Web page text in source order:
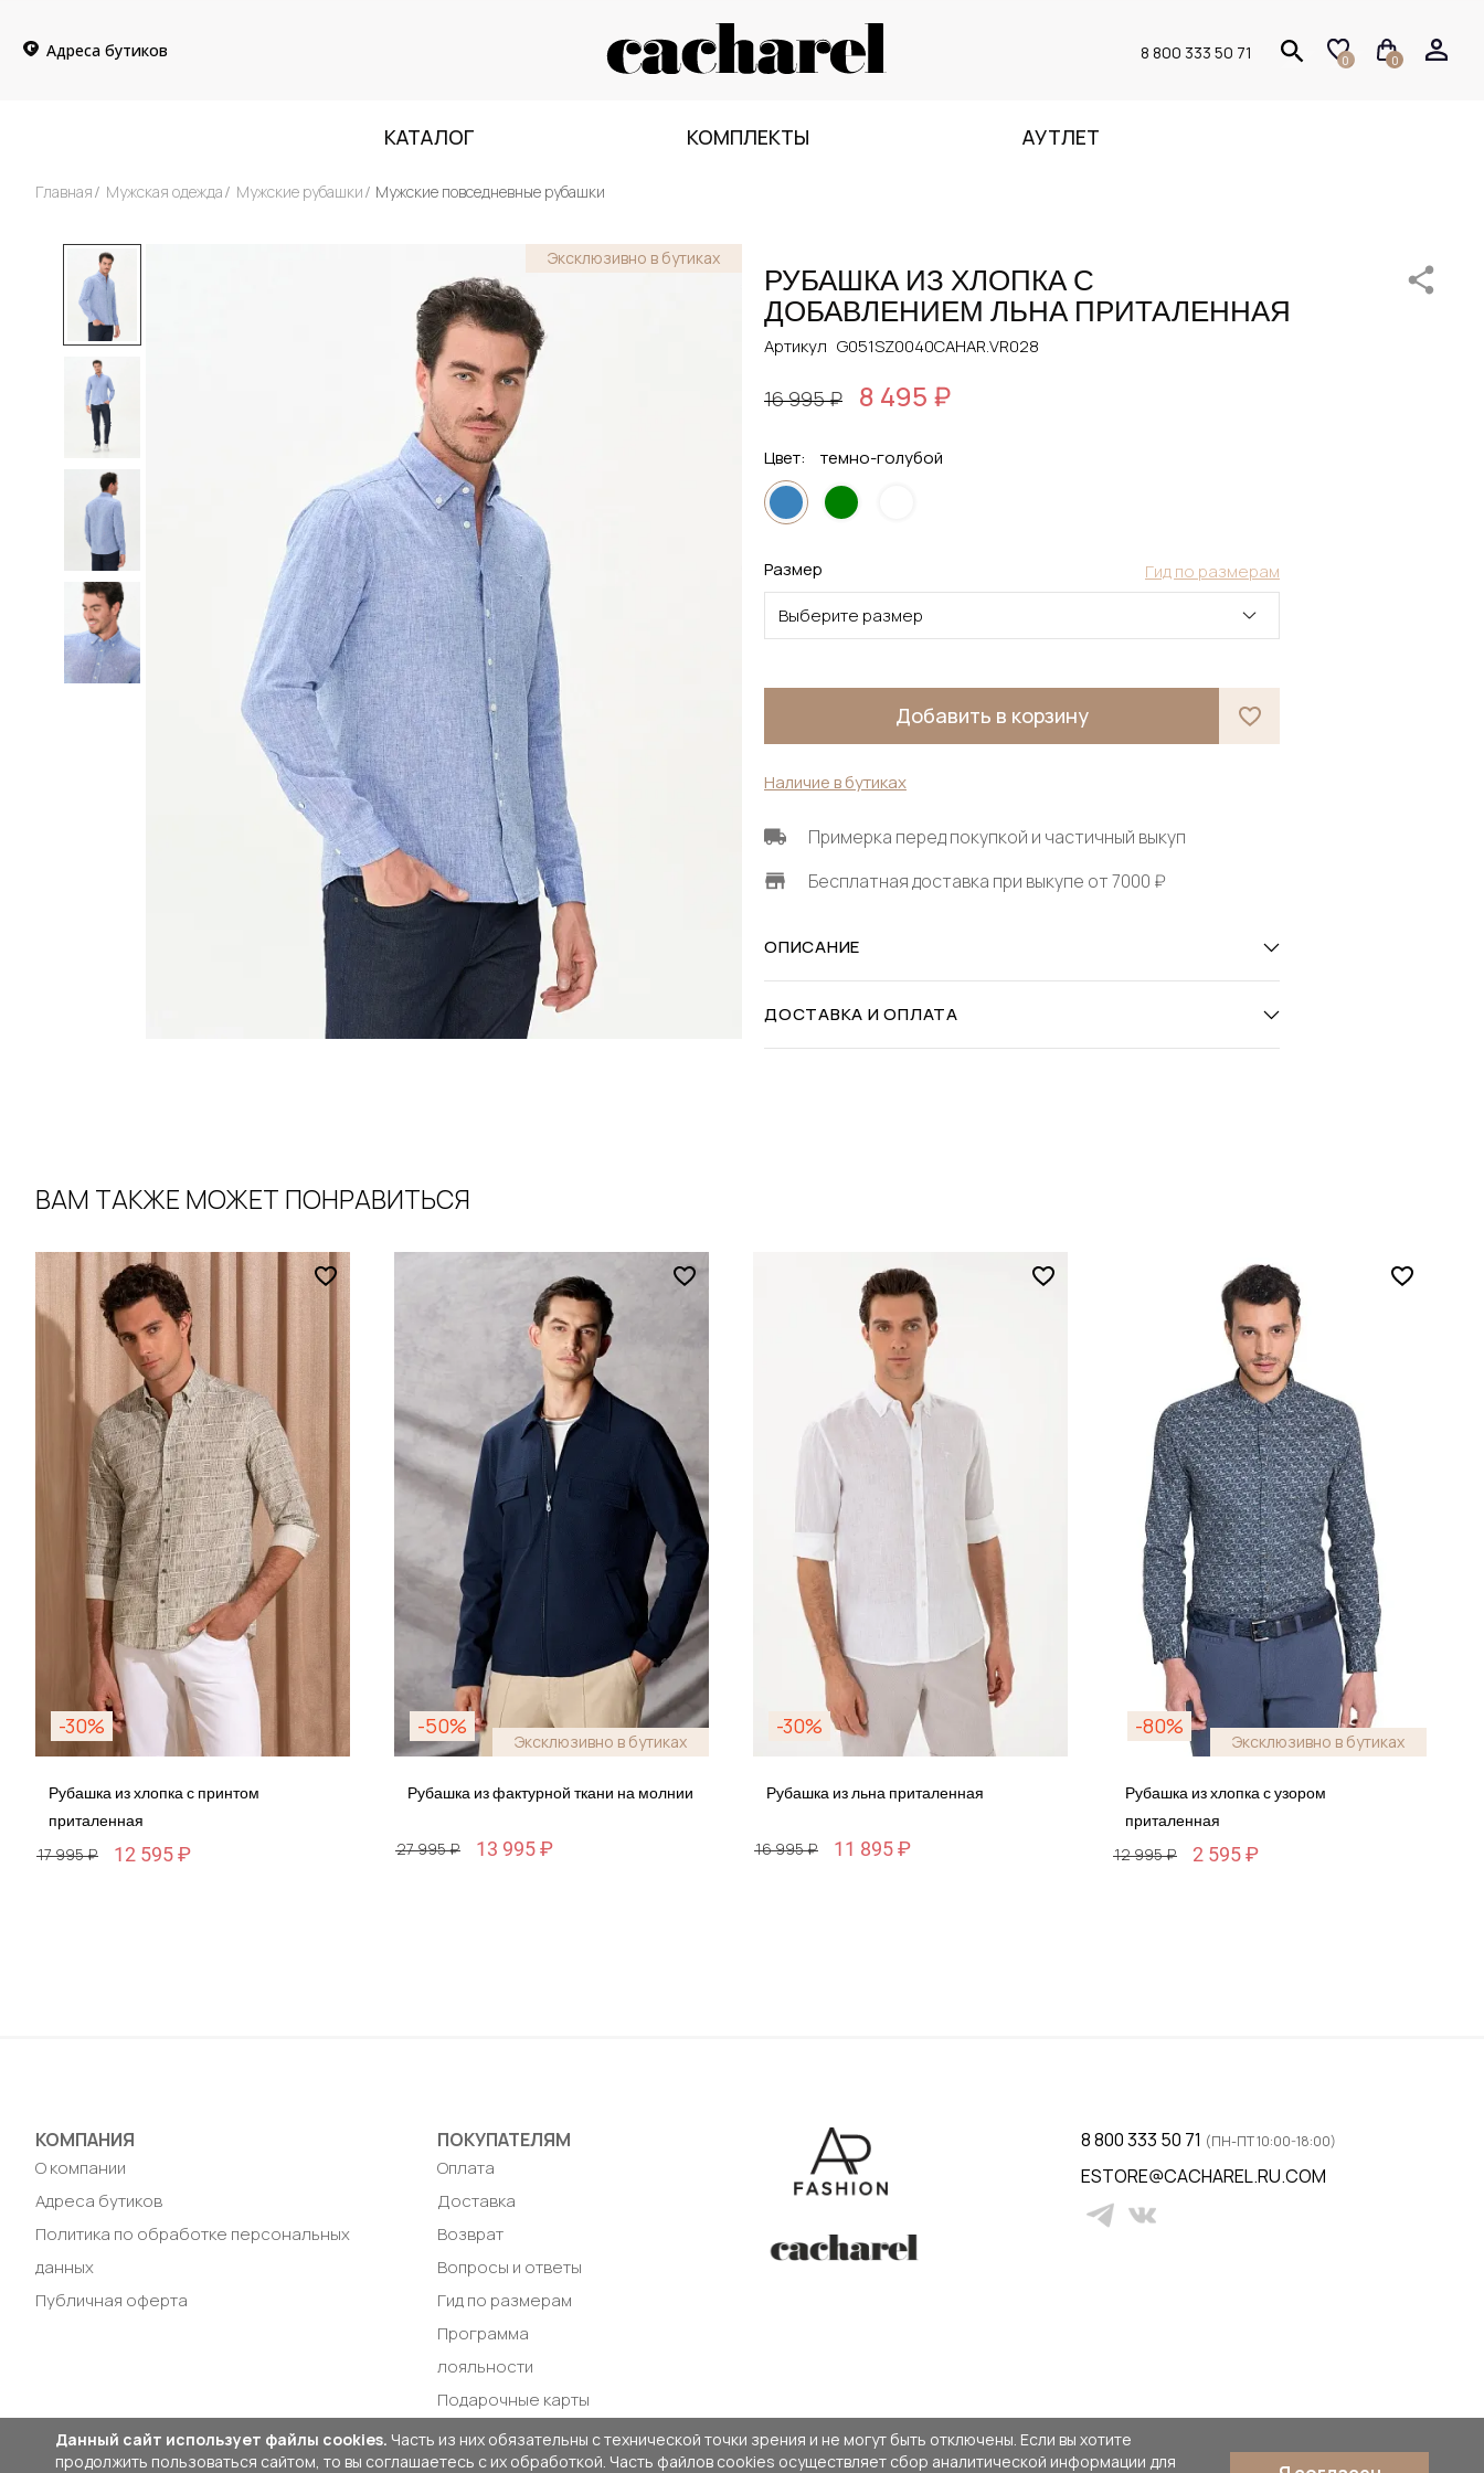
Адреса бутиков 8 800 333 50 71 0 0
КАТАЛОГ КОМПЛЕКТЫ АУТЛЕТ
Главная Мужская одежда Мужские рубашки Мужские повседневные рубашки
Эксклюзивно в бутиках
РУБАШКА ИЗ ХЛОПКА С
ДОБАВЛЕНИЕМ ЛЬНА ПРИТАЛЕННАЯ
Артикул G051SZ0040CAHAR.VR028
16 995 ₽ 8 495 ₽
Цвет: темно-голубой
Гид по размерам
Размер
Выберите размер
Добавить в корзину
Наличие в бутиках
Примерка перед покупкой и частичный выкуп
Бесплатная доставка при выкупе от 7000 ₽
ОПИСАНИЕ
ДОСТАВКА И ОПЛАТА
ВАМ ТАКЖЕ МОЖЕТ ПОНРАВИТЬСЯ
-30%
Рубашка из хлопка с принтом
приталенная
17 995 ₽ 12 595 ₽
-50%
Эксклюзивно в бутиках
Рубашка из фактурной ткани на молнии
27 995 ₽ 13 995 ₽
-30%
Рубашка из льна приталенная
16 995 ₽ 11 895 ₽
-80%
Эксклюзивно в бутиках
Рубашка из хлопка с узором
приталенная
12 995 ₽ 2 595 ₽
КОМПАНИЯ
О компании
Адреса бутиков
Политика по обработке персональных
данных
Публичная оферта
ПОКУПАТЕЛЯМ
Оплата
Доставка
Возврат
Вопросы и ответы
Гид по размерам
Программа
лояльности
Подарочные карты
8 800 333 50 71 (ПН-ПТ 10:00-18:00)
ESTORE@CACHAREL.RU.COM
Данный сайт использует файлы cookies. Часть из них обязательны с технической точки зрения и не могут быть отключены. Если вы хотите
продолжить пользоваться сайтом, то вы соглашаетесь с их обработкой. Часть файлов cookies осуществляет сбор аналитической информации для